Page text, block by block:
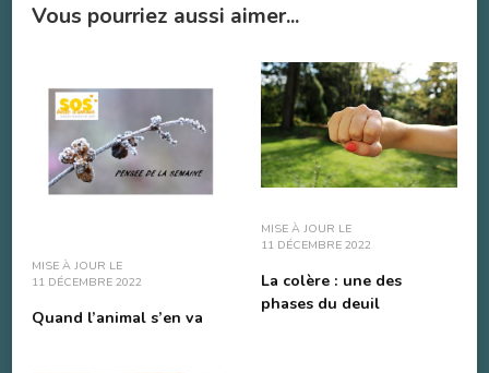
Vous pourriez aussi aimer...
MISE À JOUR LE
11 DÉCEMBRE 2022
Quand l’animal s’en va
MISE À JOUR LE
11 DÉCEMBRE 2022
La colère : une des
phases du deuil